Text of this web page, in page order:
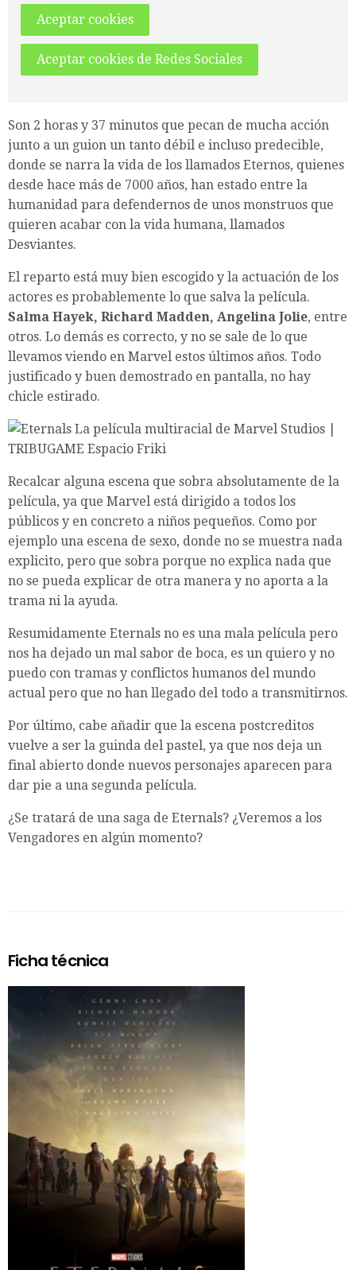
Aceptar cookies
Aceptar cookies de Redes Sociales
Son 2 horas y 37 minutos que pecan de mucha acción
junto a un guion un tanto débil e incluso predecible,
donde se narra la vida de los llamados Eternos, quienes
desde hace más de 7000 años, han estado entre la
humanidad para defendernos de unos monstruos que
quieren acabar con la vida humana, llamados
Desviantes.
El reparto está muy bien escogido y la actuación de los
actores es probablemente lo que salva la película.
Salma Hayek, Richard Madden, Angelina Jolie, entre
otros. Lo demás es correcto, y no se sale de lo que
llevamos viendo en Marvel estos últimos años. Todo
justificado y buen demostrado en pantalla, no hay
chicle estirado.
Recalcar alguna escena que sobra absolutamente de la
película, ya que Marvel está dirigido a todos los
públicos y en concreto a niños pequeños. Como por
ejemplo una escena de sexo, donde no se muestra nada
explicito, pero que sobra porque no explica nada que
no se pueda explicar de otra manera y no aporta a la
trama ni la ayuda.
Resumidamente Eternals no es una mala película pero
nos ha dejado un mal sabor de boca, es un quiero y no
puedo con tramas y conflictos humanos del mundo
actual pero que no han llegado del todo a transmitirnos.
Por último, cabe añadir que la escena postcreditos
vuelve a ser la guinda del pastel, ya que nos deja un
final abierto donde nuevos personajes aparecen para
dar pie a una segunda película.
¿Se tratará de una saga de Eternals? ¿Veremos a los
Vengadores en algún momento?
Ficha técnica